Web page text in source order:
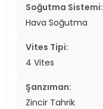
Soğutma Sistemi:
Hava Soğutma
Vites Tipi:
4 Vites
Şanzıman:
Zincir Tahrik